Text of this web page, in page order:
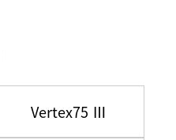
Vertex75 Ⅲ